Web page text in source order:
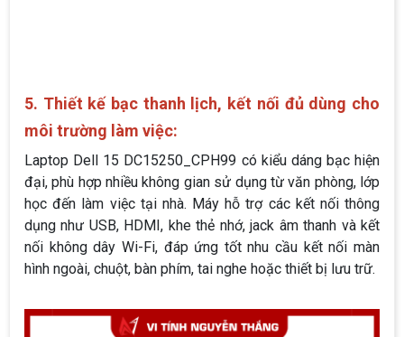
5. Thiết kế bạc thanh lịch, kết nối đủ dùng cho
môi trường làm việc:
Laptop Dell 15 DC15250_CPH99 có kiểu dáng bạc hiện
đại, phù hợp nhiều không gian sử dụng từ văn phòng, lớp
học đến làm việc tại nhà. Máy hỗ trợ các kết nối thông
dụng như USB, HDMI, khe thẻ nhớ, jack âm thanh và kết
nối không dây Wi-Fi, đáp ứng tốt nhu cầu kết nối màn
hình ngoài, chuột, bàn phím, tai nghe hoặc thiết bị lưu trữ.